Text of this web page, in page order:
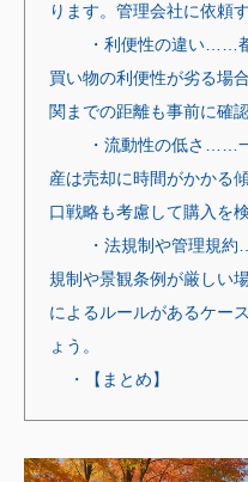
ります。管理会社に依頼
・利便性の違い……
買い物の利便性が劣る場
関までの距離も事前に確
・流動性の低さ……
産は売却に時間がかかる
口戦略も考慮して購入を
・法規制や管理規
規制や景観条例が厳しい
によるルールがあるケー
ょう。
・【まとめ】